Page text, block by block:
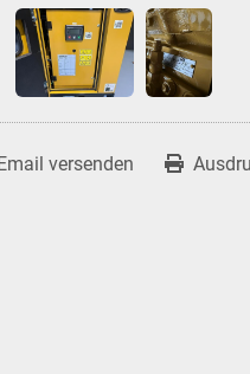
versenden